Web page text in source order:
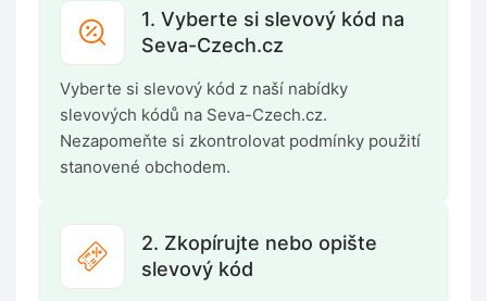
1. Vyberte si slevový kód na
Seva-Czech.cz
Vyberte si slevový kód z naší nabídky
slevových kódů na Seva-Czech.cz.
Nezapomeňte si zkontrolovat podmínky použití
stanovené obchodem.
2. Zkopírujte nebo opište
slevový kód